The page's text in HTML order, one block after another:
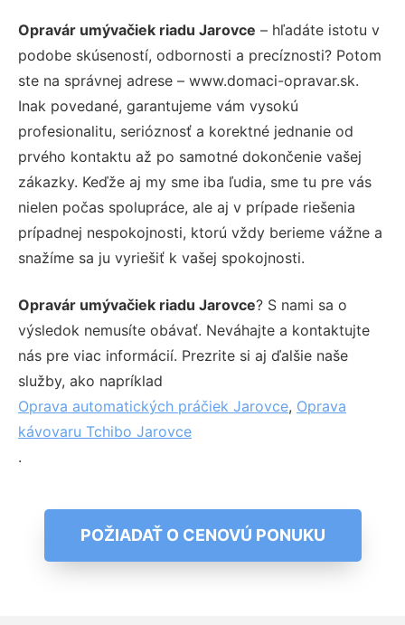
Opravár umývačiek riadu Jarovce – hľadáte istotu v
podobe skúseností, odbornosti a precíznosti? Potom
ste na správnej adrese – www.domaci-opravar.sk.
Inak povedané, garantujeme vám vysokú
profesionalitu, serióznosť a korektné jednanie od
prvého kontaktu až po samotné dokončenie vašej
zákazky. Keďže aj my sme iba ľudia, sme tu pre vás
nielen počas spolupráce, ale aj v prípade riešenia
prípadnej nespokojnosti, ktorú vždy berieme vážne a
snažíme sa ju vyriešiť k vašej spokojnosti.
Opravár umývačiek riadu Jarovce? S nami sa o
výsledok nemusíte obávať. Neváhajte a kontaktujte
nás pre viac informácií. Prezrite si aj ďalšie naše
služby, ako napríklad
Oprava automatických práčiek Jarovce, Oprava
kávovaru Tchibo Jarovce
.
POŽIADAŤ O CENOVÚ PONUKU